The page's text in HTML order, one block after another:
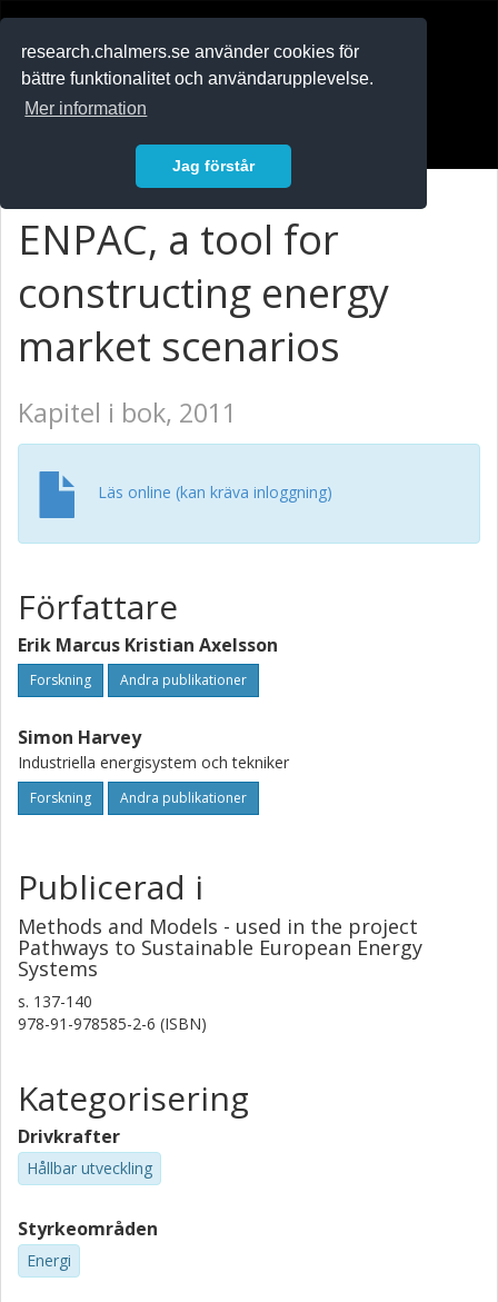
research.chalmers.se använder cookies för
bättre funktionalitet och användarupplevelse.
Mer information
Jag förstår
ENPAC, a tool for
constructing energy
market scenarios
Kapitel i bok, 2011
Läs online (kan kräva inloggning)
Författare
Erik Marcus Kristian Axelsson
Forskning Andra publikationer
Simon Harvey
Industriella energisystem och tekniker
Forskning Andra publikationer
Publicerad i
Methods and Models - used in the project
Pathways to Sustainable European Energy
Systems
s. 137-140
978-91-978585-2-6 (ISBN)
Kategorisering
Drivkrafter
Hållbar utveckling
Styrkeområden
Energi